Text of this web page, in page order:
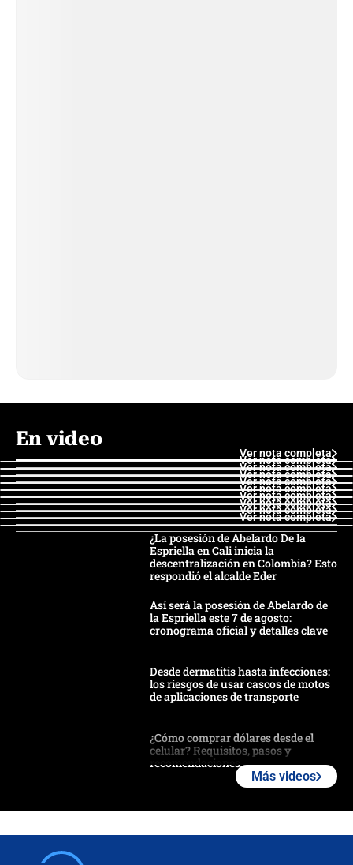
En video
Ver nota completa
Ver nota completa
Ver nota completa
Ver nota completa
Ver nota completa
Ver nota completa
Ver nota completa
Ver nota completa
Ver nota completa
Ver nota completa
¿La posesión de Abelardo De la
Espriella en Cali inicia la
descentralización en Colombia? Esto
respondió el alcalde Eder
Así será la posesión de Abelardo de
la Espriella este 7 de agosto:
cronograma oficial y detalles clave
Desde dermatitis hasta infecciones:
los riesgos de usar cascos de motos
de aplicaciones de transporte
¿Cómo comprar dólares desde el
celular? Requisitos, pasos y
recomendaciones
Más videos